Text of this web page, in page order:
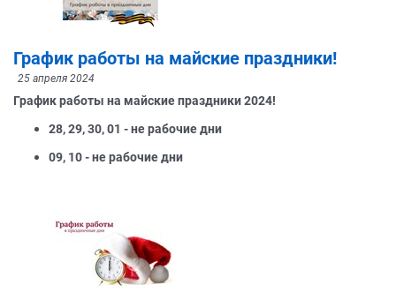
График работы на майские праздники!
25 апреля 2024
График работы на майские праздники 2024!
28, 29, 30, 01 - не рабочие дни
09, 10 - не рабочие дни